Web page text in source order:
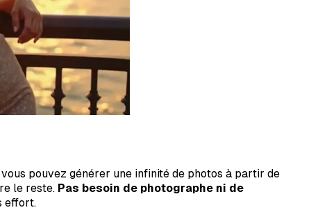
pouvez générer une infinité de photos à partir de
le reste. Pas besoin de photographe ni de
effort.